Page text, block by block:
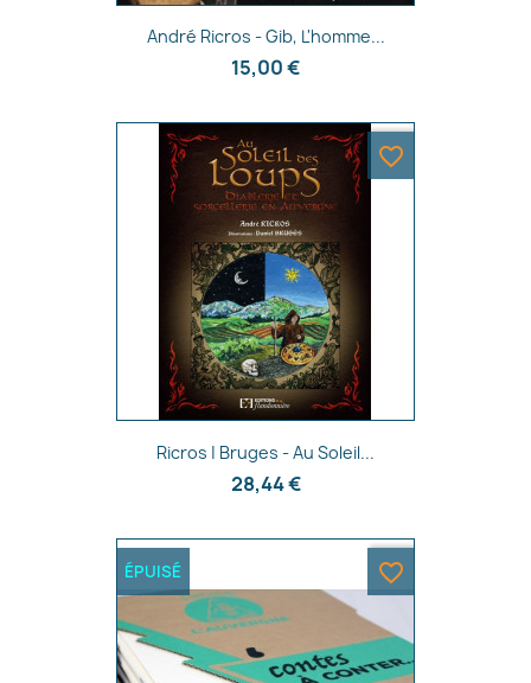
Aperçu rapide
André Ricros - Gib, L'homme...
15,00 €
Aperçu rapide
Ricros | Bruges - Au Soleil...
28,44 €
favorite_border
ÉPUISÉ favorite_border